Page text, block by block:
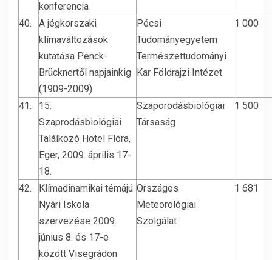
konferencia
40.
A jégkorszaki
klímaváltozások
kutatása Penck-
Brücknertől napjainkig
(1909-2009)
Pécsi
Tudományegyetem
Természettudományi
Kar Földrajzi Intézet
1 000
41.
15.
Szaprodásbiológiai
Találkozó Hotel Flóra,
Eger, 2009. április 17-
18.
Szaporodásbiológiai
Társaság
1 500
42.
Klímadinamikai témájú
Nyári Iskola
szervezése 2009.
június 8. és 17-e
között Visegrádon
Országos
Meteorológiai
Szolgálat
1 681